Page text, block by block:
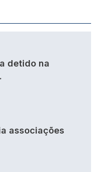
detido na
associações